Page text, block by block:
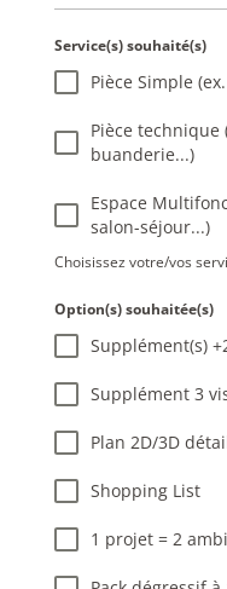
+
Service(s) souhaité(s)
Pièce Simple
Pièce technique
buanderie...)
Espace
salon-séjour...)
Choisissez votre/vos
Option(s) souhaitée(s)
Supplément(s)
Supplément 3
Plan 2D/3D
Shopping List
1 projet = 2